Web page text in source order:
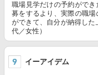
職場見学だけの予約がで
募をするより、実際の職
ができて、自分が納得し
代／女性）
イーアイデム